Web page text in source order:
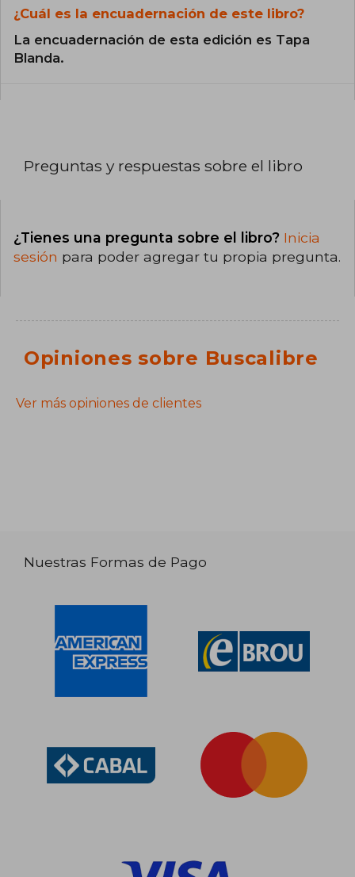
¿Cuál es la encuadernación de este libro?
La encuadernación de esta edición es Tapa
Blanda.
Preguntas y respuestas sobre el libro
¿Tienes una pregunta sobre el libro? Inicia
sesión para poder agregar tu propia pregunta.
Opiniones sobre Buscalibre
Ver más opiniones de clientes
Nuestras Formas de Pago